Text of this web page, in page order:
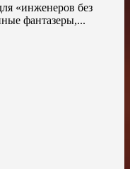
«инженеров без
фантазеры,...